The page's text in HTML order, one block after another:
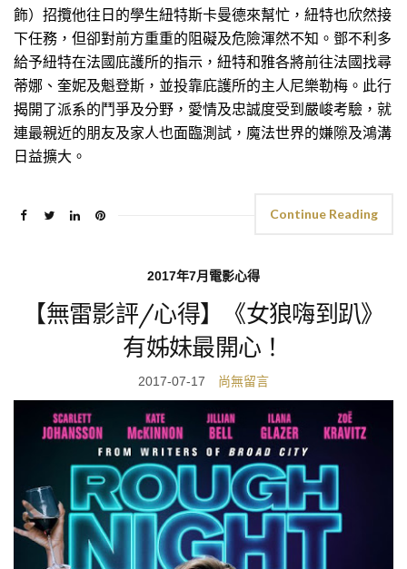
飾）招攬他往日的學生紐特斯卡曼德來幫忙，紐特也欣然接
下任務，但卻對前方重重的阻礙及危險渾然不知。鄧不利多
給予紐特在法國庇護所的指示，紐特和雅各將前往法國找尋
蒂娜、奎妮及魁登斯，並投靠庇護所的主人尼樂勒梅。此行
揭開了派系的鬥爭及分野，愛情及忠誠度受到嚴峻考驗，就
連最親近的朋友及家人也面臨測試，魔法世界的嫌隙及鴻溝
日益擴大。
Continue Reading
2017年7月電影心得
【無雷影評/心得】《女狼嗨到趴》
有姊妹最開心！
2017-07-17 尚無留言